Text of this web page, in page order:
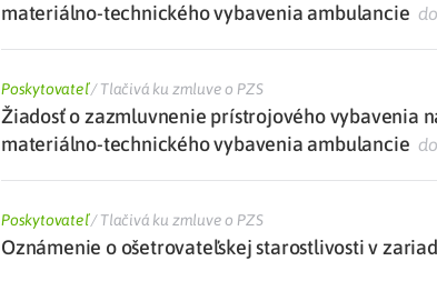
materiálno-technického vybavenia ambulancie
Poskytovateľ/Tlačivá ku zmluve o PZS
Žiadosť o zazmluvnenie prístrojového vybavenia
materiálno-technického vybavenia ambulancie
Poskytovateľ/Tlačivá ku zmluve o PZS
Oznámenie o ošetrovateľskej starostlivosti v